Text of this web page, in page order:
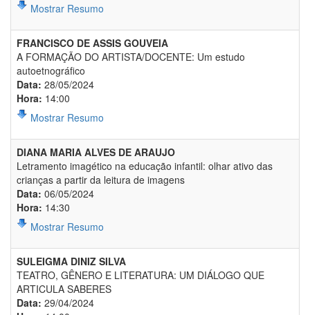
Mostrar Resumo
FRANCISCO DE ASSIS GOUVEIA
A FORMAÇÃO DO ARTISTA/DOCENTE: Um estudo
autoetnográfico
Data: 28/05/2024
Hora: 14:00
Mostrar Resumo
DIANA MARIA ALVES DE ARAUJO
Letramento imagético na educação infantil: olhar ativo das
crianças a partir da leitura de imagens
Data: 06/05/2024
Hora: 14:30
Mostrar Resumo
SULEIGMA DINIZ SILVA
TEATRO, GÊNERO E LITERATURA: UM DIÁLOGO QUE
ARTICULA SABERES
Data: 29/04/2024